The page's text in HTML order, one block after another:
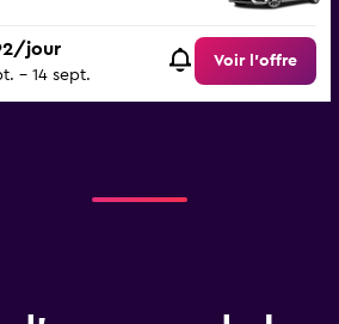
jour
- 14 sept.
Voir l’offre